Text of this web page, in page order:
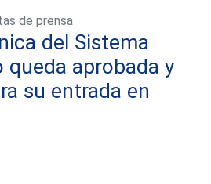
de prensa
del Sistema
queda aprobada y
su entrada en